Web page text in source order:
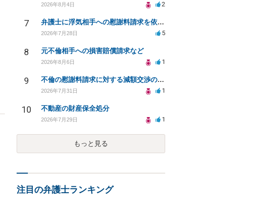
2026年8月4日 2
7 弁護士に浮気相手への慰謝料請求を依頼する費用相場は？
2026年7月28日 5
8 元不倫相手への損害賠償請求など
2026年8月6日 1
9 不倫の慰謝料請求に対する減額交渉の可能性と対策
2026年7月31日 1
10 不動産の財産保全処分
2026年7月29日 1
もっと見る
注目の弁護士ランキング